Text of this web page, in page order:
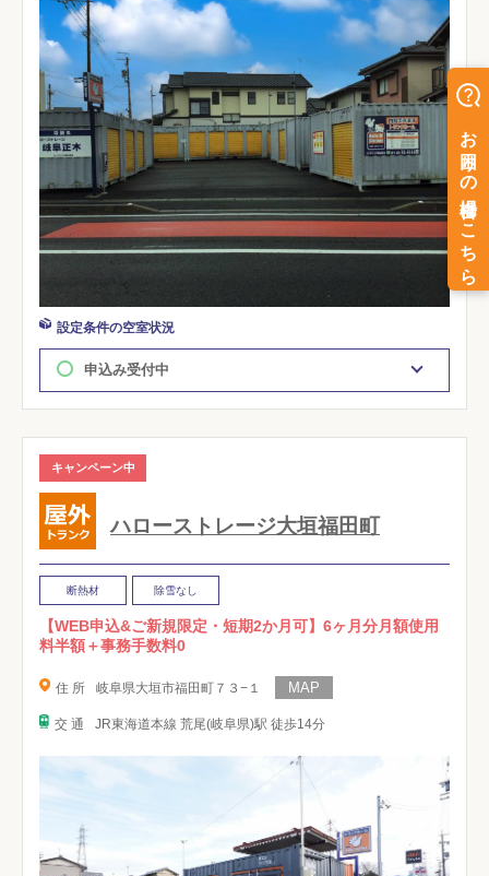
設定条件の空室状況
申込み受付中
キャンペーン中
ハローストレージ大垣福田町
断熱材 除雪なし
【WEB申込&ご新規限定・短期2か月可】6ヶ月分月額使用
料半額＋事務手数料0
住 所 岐阜県大垣市福田町７３−１
交 通 JR東海道本線 荒尾(岐阜県)駅 徒歩14分